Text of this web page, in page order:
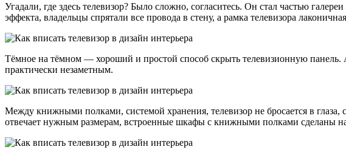
Угадали, где здесь телевизор? Было сложно, согласитесь. Он стал частью
эффекта, владельцы спрятали все провода в стену, а рамка телевизора
Тёмное на тёмном — хороший и простой способ скрыть телевизионную панель.
практически незаметным.
Между книжными полками, системой хранения, телевизор не бросается в
отвечает нужным размерам, встроенные шкафы с книжными полками сделаны на